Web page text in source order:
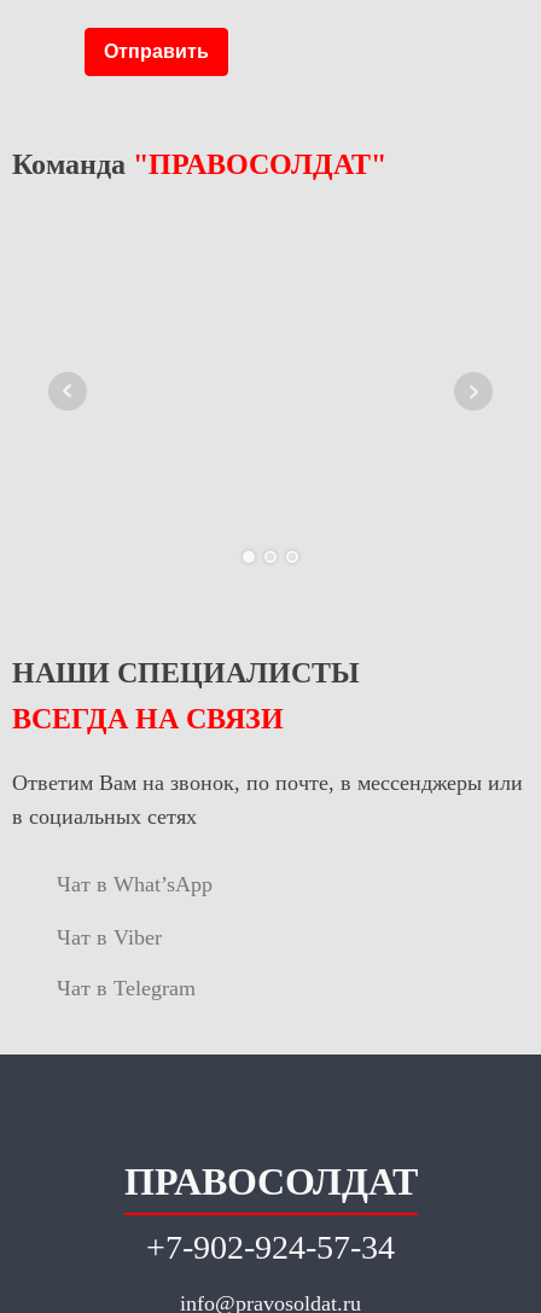
Отправить
Команда "ПРАВОСОЛДАТ"
НАШИ СПЕЦИАЛИСТЫ
ВСЕГДА НА СВЯЗИ
Ответим Вам на звонок, по почте, в мессенджеры или
в социальных сетях
Чат в What’sApp
Чат в Viber
Чат в Telegram
ПРАВОСОЛДАТ
+7-902-924-57-34
info@pravosoldat.ru